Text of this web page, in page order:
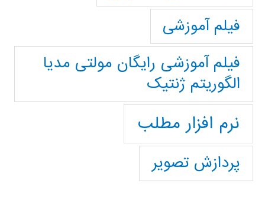
فیلم آموزشی
فیلم آموزشی رایگان مولتی مدیا
الگوریتم ژنتیک
نرم افزار مطلب
پردازش تصویر